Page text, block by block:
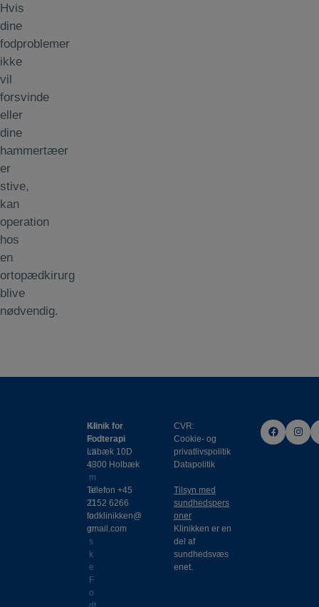
Hvis
dine
fodproblemer
ikke
vil
forsvinde
eller
dine
hammertæer
er
stive,
kan
operation
hos
en
ortopædkirurg
blive
nødvendig.
M
e
dl
e
m
af
D
a
n
s
k
e
F
o
Klinik for
Fodterapi
Labæk 10D
4300 Holbæk
Telefon +45
2152 6266
fodklinikken@
gmail.com
CVR:
Cookie- og
privatlivspolitik
Datapolitik
Tilsyn med
sundhedspers
oner
Klinikken er en
del af
sundhedsvæs
enet.